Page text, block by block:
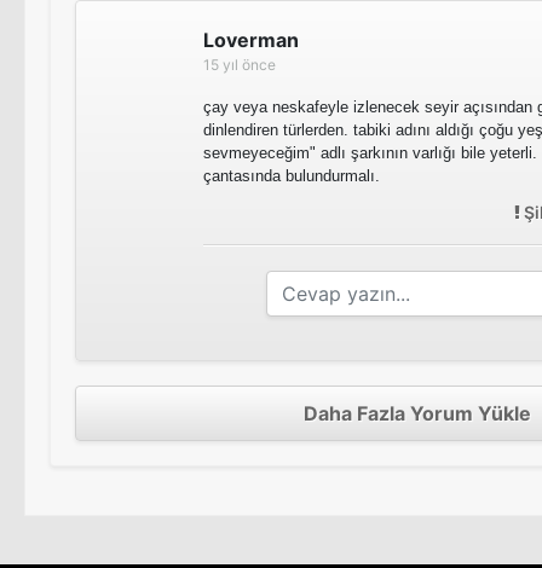
Loverman
15 yıl önce
çay veya neskafeyle izlenecek seyir açısından
dinlendiren türlerden. tabiki adını aldığı çoğu
sevmeyeceğim" adlı şarkının varlığı bile
çantasında bulundurmalı.
Daha Fazla Yorum Yükle